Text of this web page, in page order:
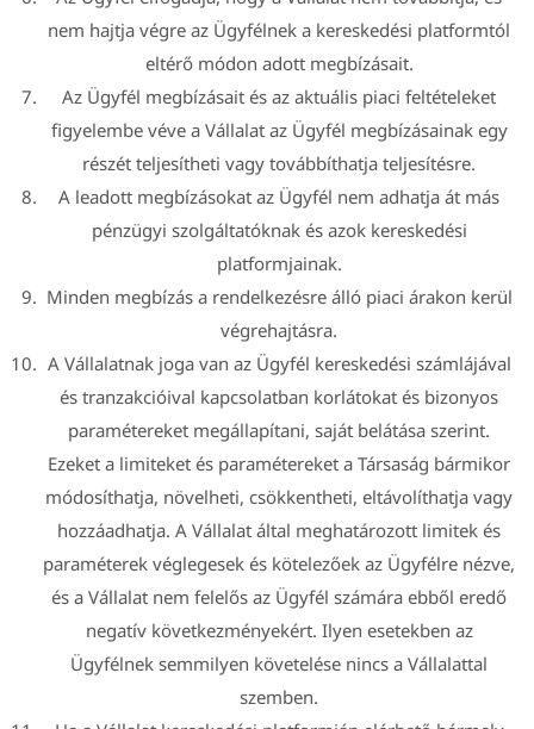
nem hajtja végre az Ügyfélnek a kereskedési platformtól
eltérő módon adott megbízásait.
Az Ügyfél megbízásait és az aktuális piaci feltételeket
figyelembe véve a Vállalat az Ügyfél megbízásainak egy
részét teljesítheti vagy továbbíthatja teljesítésre.
A leadott megbízásokat az Ügyfél nem adhatja át más
pénzügyi szolgáltatóknak és azok kereskedési
platformjainak.
Minden megbízás a rendelkezésre álló piaci árakon kerül
végrehajtásra.
A Vállalatnak joga van az Ügyfél kereskedési számlájával
és tranzakcióival kapcsolatban korlátokat és bizonyos
paramétereket megállapítani, saját belátása szerint.
Ezeket a limiteket és paramétereket a Társaság bármikor
módosíthatja, növelheti, csökkentheti, eltávolíthatja vagy
hozzáadhatja. A Vállalat által meghatározott limitek és
paraméterek véglegesek és kötelezőek az Ügyfélre nézve,
és a Vállalat nem felelős az Ügyfél számára ebből eredő
negatív következményekért. Ilyen esetekben az
Ügyfélnek semmilyen követelése nincs a Vállalattal
szemben.